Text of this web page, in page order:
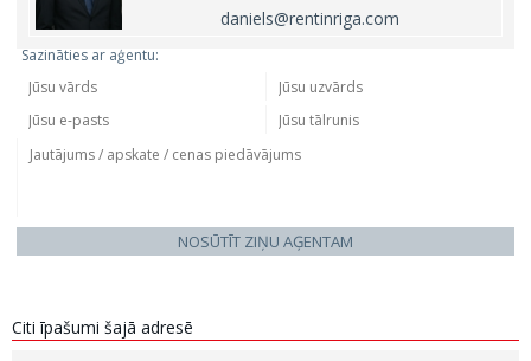
daniels@rentinriga.com
Sazināties ar aģentu:
NOSŪTĪT ZIŅU AĢENTAM
Citi īpašumi šajā adresē